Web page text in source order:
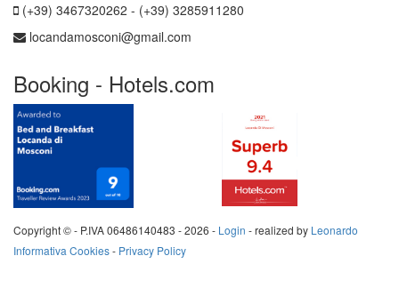
(+39) 3467320262 - (+39) 3285911280
locandamosconi@gmail.com
Booking - Hotels.com
Copyright © - P.IVA 06486140483 -2026 - Login - realized by Leonardo
Informativa Cookies- Privacy Policy